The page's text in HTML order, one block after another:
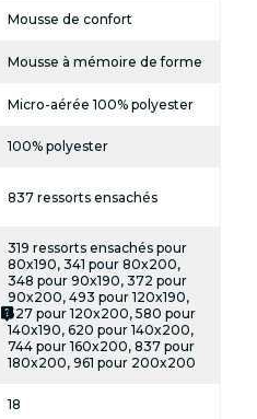
Mousse de confort
Mousse à mémoire de forme
Micro-aérée 100% polyester
100% polyester
837 ressorts ensachés
live_help
319 ressorts ensachés pour
80x190, 341 pour 80x200,
348 pour 90x190, 372 pour
90x200, 493 pour 120x190,
527 pour 120x200, 580 pour
140x190, 620 pour 140x200,
744 pour 160x200, 837 pour
180x200, 961 pour 200x200
18